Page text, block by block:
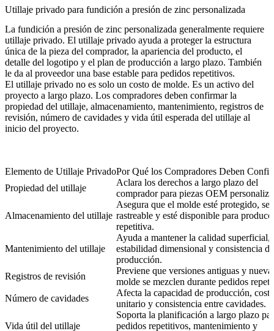
Utillaje privado para fundición a presión de zinc personalizada
La fundición a presión de zinc personalizada generalmente requiere
utillaje privado. El utillaje privado ayuda a proteger la estructura
única de la pieza del comprador, la apariencia del producto, el
detalle del logotipo y el plan de producción a largo plazo. También
le da al proveedor una base estable para pedidos repetitivos.
El utillaje privado no es solo un costo de molde. Es un activo del
proyecto a largo plazo. Los compradores deben confirmar la
propiedad del utillaje, almacenamiento, mantenimiento, registros de
revisión, número de cavidades y vida útil esperada del utillaje al
inicio del proyecto.
Elemento de Utillaje PrivadoPor Qué los Compradores Deben
Propiedad del utillaje
Aclara los derechos a largo plazo del
comprador para piezas OEM
Almacenamiento del utillaje
Asegura que el molde esté protegido, sea
rastreable y esté disponible para
repetitiva.
Mantenimiento del utillaje
Ayuda a mantener la calidad superficial,
estabilidad dimensional y consistencia de
producción.
Registros de revisión
Previene que versiones antiguas y
molde se mezclen durante pedidos
Número de cavidades
Afecta la capacidad de producción, costo
unitario y consistencia entre cavidades.
Vida útil del utillaje
Soporta la planificación a largo plazo
pedidos repetitivos, mantenimiento y